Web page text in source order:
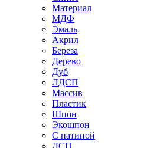
Материал
МДФ
Эмаль
Акрил
Береза
Дерево
Дуб
ЛДСП
Массив
Пластик
Шпон
Экошпон
С патиной
ДСП